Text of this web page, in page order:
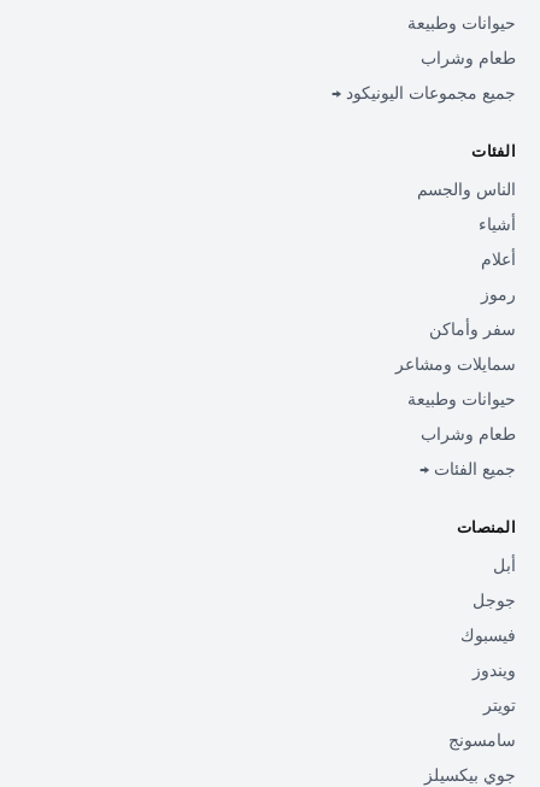
حيوانات وطبيعة
طعام وشراب
جميع مجموعات اليونيكود →
الفئات
الناس والجسم
أشياء
أعلام
رموز
سفر وأماكن
سمايلات ومشاعر
حيوانات وطبيعة
طعام وشراب
جميع الفئات →
المنصات
أبل
جوجل
فيسبوك
ويندوز
تويتر
سامسونج
جوي بيكسيلز